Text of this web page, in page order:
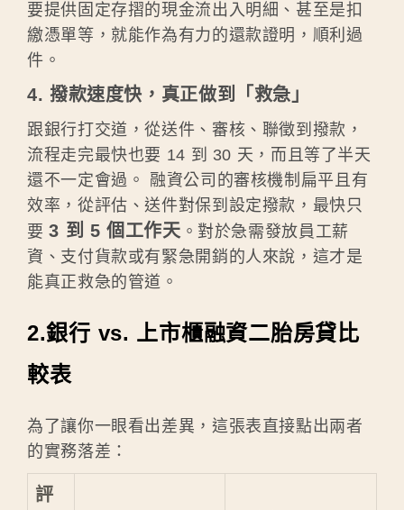
要提供固定存摺的現金流出入明細、甚至是扣
繳憑單等，就能作為有力的還款證明，順利過
件。
4. 撥款速度快，真正做到「救急」
跟銀行打交道，從送件、審核、聯徵到撥款，
流程走完最快也要 14 到 30 天，而且等了半天
還不一定會過。 融資公司的審核機制扁平且有
效率，從評估、送件對保到設定撥款，最快只
要3 到 5 個工作天。對於急需發放員工薪
資、支付貨款或有緊急開銷的人來說，這才是
能真正救急的管道。
2.銀行 vs. 上市櫃融資二胎房貸比
較表
為了讓你一眼看出差異，這張表直接點出兩者
的實務落差：
評